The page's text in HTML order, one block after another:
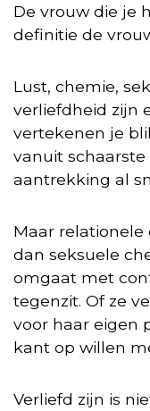
De vrouw die je
definitie de
Lust, chemie,
verliefdheid zijn
vertekenen je
vanuit
aantrekking al
Maar relationele
dan seksuele
omgaat met
tegenzit. Of ze
voor haar eigen
kant op willen
Verliefd zijn is